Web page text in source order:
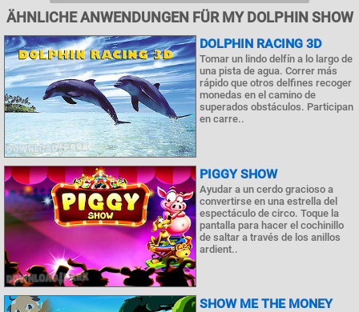
ÄHNLICHE ANWENDUNGEN FÜR MY DOLPHIN SHOW
DOLPHIN RACING 3D
Tomar un lindo delfín a lo largo de
una pista de agua. Correr más
rápido que otros delfines recoger
monedas en el camino de
superados obstáculos. Participan
en carre..
PIGGY SHOW
Ayudar a un cerdo gracioso a
convertirse en una estrella del
espectáculo de circo. Toque la
pantalla para hacer el cochinillo
de saltar a través de los anillos
ardient..
SHOW ME THE MONEY